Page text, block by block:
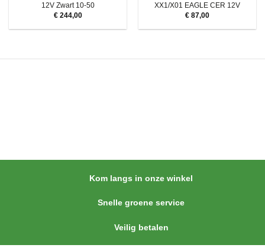
12V Zwart 10-50
€244,00
XX1/X01 EAGLE CER 12V
€ 87,00
Kom langs in onze winkel
Snelle groene service
Veilig betalen